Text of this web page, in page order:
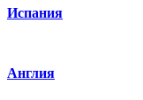
Испания
Англия